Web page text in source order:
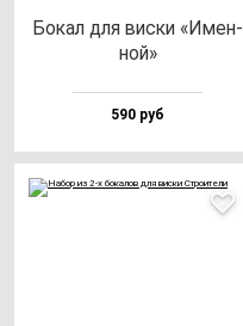
Бокал для вис­ки «Имен­
ной»
590 руб